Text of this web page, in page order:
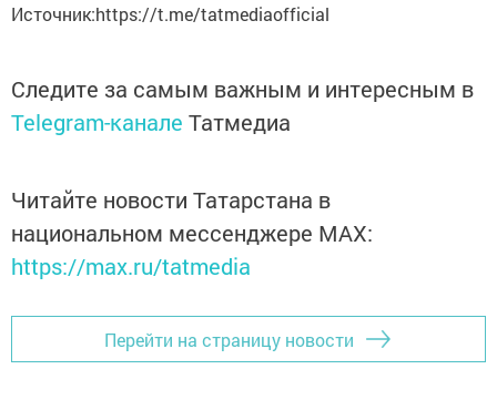
Источник:https://t.me/tatmediaofficial
Следите за самым важным и интересным в
Telegram-канале Татмедиа
Читайте новости Татарстана в
национальном мессенджере MАХ:
https://max.ru/tatmedia
Перейти на страницу новости